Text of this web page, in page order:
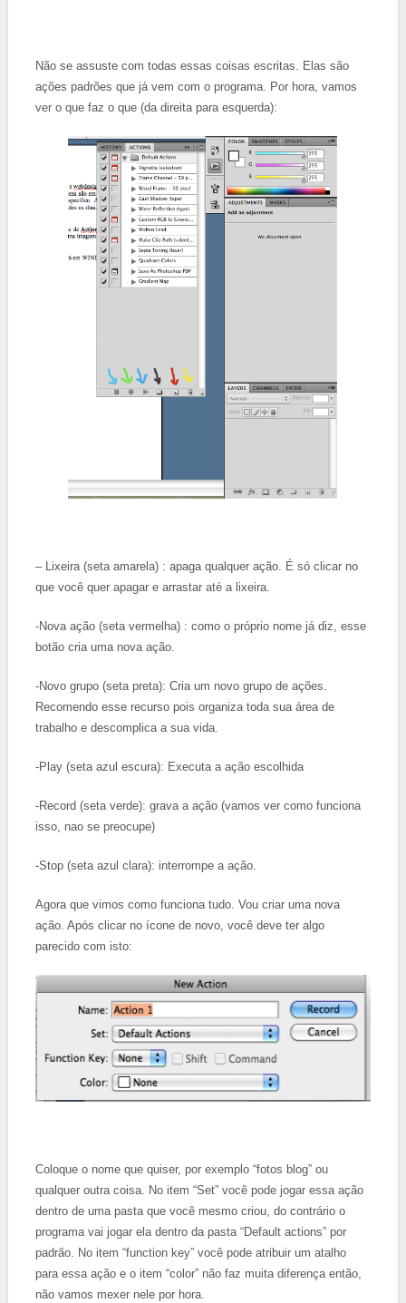
Não se assuste com todas essas coisas escritas. Elas são
ações padrões que já vem com o programa. Por hora, vamos
ver o que faz o que (da direita para esquerda):
– Lixeira (seta amarela) : apaga qualquer ação. É só clicar no
que você quer apagar e arrastar até a lixeira.
-Nova ação (seta vermelha) : como o próprio nome já diz, esse
botão cria uma nova ação.
-Novo grupo (seta preta): Cria um novo grupo de ações.
Recomendo esse recurso pois organiza toda sua área de
trabalho e descomplica a sua vida.
-Play (seta azul escura): Executa a ação escolhida
-Record (seta verde): grava a ação (vamos ver como funciona
isso, nao se preocupe)
-Stop (seta azul clara): interrompe a ação.
Agora que vimos como funciona tudo. Vou criar uma nova
ação. Após clicar no ícone de novo, você deve ter algo
parecido com isto:
Coloque o nome que quiser, por exemplo “fotos blog” ou
qualquer outra coisa. No item “Set” você pode jogar essa ação
dentro de uma pasta que você mesmo criou, do contrário o
programa vai jogar ela dentro da pasta “Default actions” por
padrão. No item “function key” você pode atribuir um atalho
para essa ação e o item “color” não faz muita diferença então,
não vamos mexer nele por hora.